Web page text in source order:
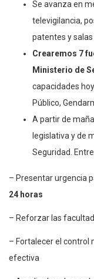
Se avanza en
televigilancia,
patentes y
Crearemos 7
Ministerio de
capacidades
Público,
A partir de
legislativa y de
Seguridad.
– Presentar urgencia
24 horas
– Reforzar las
– Fortalecer el control
efectiva